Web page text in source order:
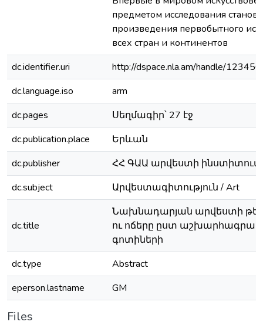
предметом исследования
произведения первобытного
всех стран и континентов
dc.identifier.uri
http://dspace.nla.am/handle/
dc.language.iso
arm
dc.pages
Սեղմագիր՝ 27 էջ
dc.publication.place
Երևան
dc.publisher
ՀՀ ԳԱԱ արվեստի ինստիտուտ
dc.subject
Արվեստագիտություն / Art
dc.title
Նախնադարյան արվեստի
ու ոճերը ըստ
գոտիների
dc.type
Abstract
eperson.lastname
GM
Files